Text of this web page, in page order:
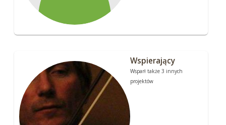
Wspierający
Wsparł także 3 innych
projektów